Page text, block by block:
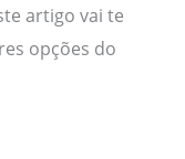
artigo vai te
opções do